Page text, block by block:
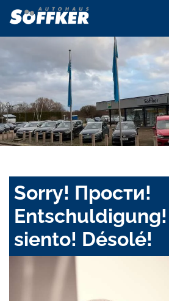
Sorry! Прости!
siento! Désolé!